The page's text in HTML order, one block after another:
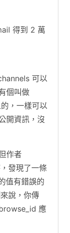
得到 2 萬
可以
個叫做
，一樣可以
開資訊，沒
作者
發現了一條
值有錯誤的
說，你傳
應